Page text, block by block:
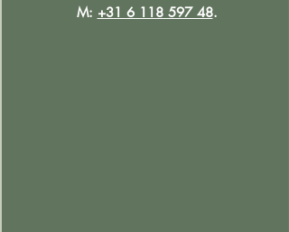
M: +31 6 118 597 48.